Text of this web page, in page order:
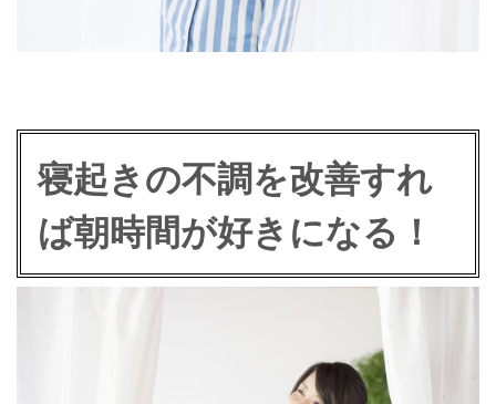
寝起きの不調を改善すれ
ば朝時間が好きになる！